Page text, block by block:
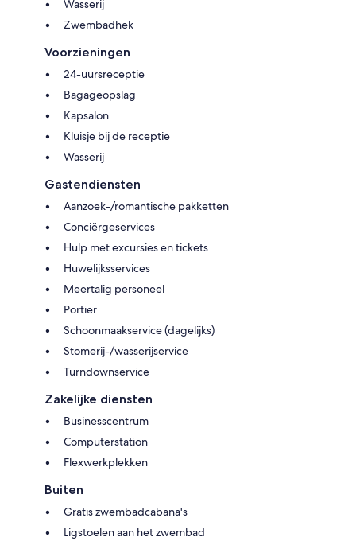
Wasserij
Zwembadhek
Voorzieningen
24-uursreceptie
Bagageopslag
Kapsalon
Kluisje bij de receptie
Wasserij
Gastendiensten
Aanzoek-/romantische pakketten
Conciërgeservices
Hulp met excursies en tickets
Huwelijksservices
Meertalig personeel
Portier
Schoonmaakservice (dagelijks)
Stomerij-/wasserijservice
Turndownservice
Zakelijke diensten
Businesscentrum
Computerstation
Flexwerkplekken
Buiten
Gratis zwembadcabana's
Ligstoelen aan het zwembad